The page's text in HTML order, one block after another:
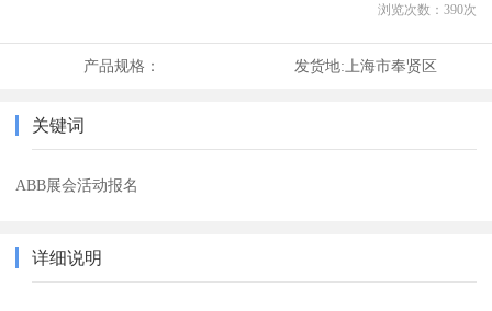
浏览次数： 390次
产品规格： 发货地:上海市奉贤区
关键词
ABB展会活动报名
详细说明